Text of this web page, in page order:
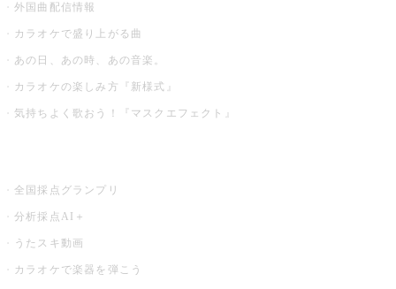
外国曲配信情報
カラオケで盛り上がる曲
あの日、あの時、あの音楽。
カラオケの楽しみ方『新様式』
気持ちよく歌おう！『マスクエフェクト』
全国採点グランプリ
分析採点AI＋
うたスキ動画
カラオケで楽器を弾こう